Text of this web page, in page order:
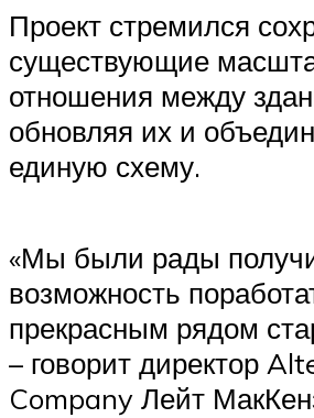
Проект стремился
существующие
отношения между
обновляя их и
единую схему.
«Мы были рады
возможность
прекрасным рядом
– говорит директор
Company Лейт